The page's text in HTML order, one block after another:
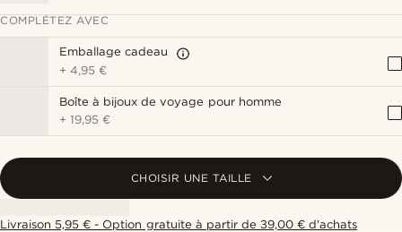
COMPLÉTEZ AVEC
Emballage cadeau
+4,95 €
Boîte à bijoux de voyage pour homme
+19,95 €
CHOISIR UNE TAILLE
Livraison 5,95 € - Option gratuite à partir de 39,00 € d'achats